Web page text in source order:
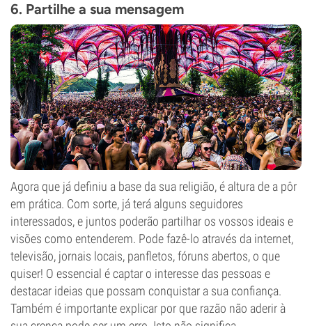
6. Partilhe a sua mensagem
Agora que já definiu a base da sua religião, é altura de a pôr
em prática. Com sorte, já terá alguns seguidores
interessados, e juntos poderão partilhar os vossos ideais e
visões como entenderem. Pode fazê-lo através da internet,
televisão, jornais locais, panfletos, fóruns abertos, o que
quiser! O essencial é captar o interesse das pessoas e
destacar ideias que possam conquistar a sua confiança.
Também é importante explicar por que razão não aderir à